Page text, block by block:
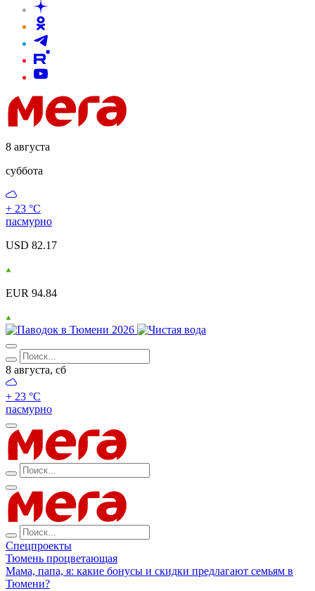
8 августа
суббота
+ 23 °С
пасмурно
USD 82.17
EUR 94.84
8 августа, сб
+ 23 °С
пасмурно
Спецпроекты
Тюмень процветающая
Мама, папа, я: какие бонусы и скидки предлагают семьям в
Тюмени?